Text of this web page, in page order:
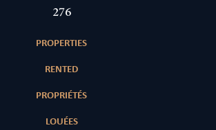
402
PROPERTIES
RENTED
PROPRIÉTÉS
LOUÉES